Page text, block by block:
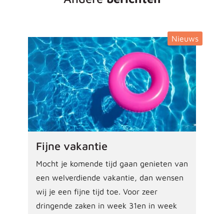
Nieuws
Fijne vakantie
Mocht je komende tijd gaan genieten van
een welverdiende vakantie, dan wensen
wij je een fijne tijd toe. Voor zeer
dringende zaken in week 31en in week